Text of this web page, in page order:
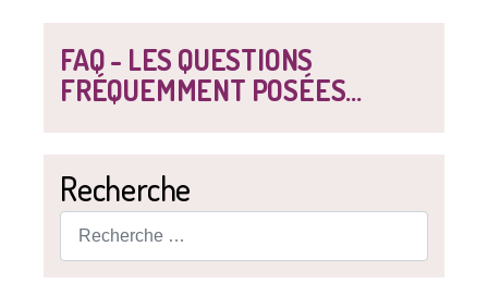
FAQ - LES QUESTIONS
FRÉQUEMMENT POSÉES...
Recherche